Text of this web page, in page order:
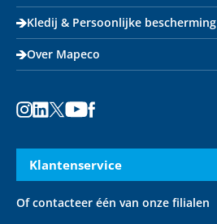
Kledij & Persoonlijke bescherming
Over Mapeco
Klantenservice
Of contacteer één van onze filialen